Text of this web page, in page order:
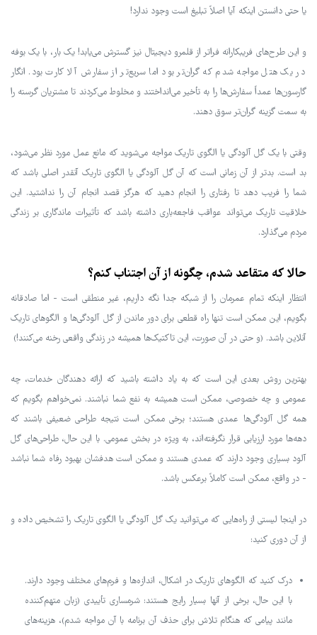
یا حتی دانستن اینکه آیا اصلاً تبلیغ است وجود ندارد!
و این طرح‌های فریبکارانه فراتر از قلمرو دیجیتال نیز گسترش می‌یابد! یک بار، با یک بوفه
در یک هتل مواجه شدم که گران‌تر بود اما سریع‌تر از سفارش آ لا کارت بود. انگار
گارسون‌ها عمداً سفارش‌ها را به تأخیر می‌انداختند و مخلوط می‌کردند تا مشتریان گرسنه را
به سمت گزینه گران‌تر سوق دهند.
وقتی با یک گل آلودگی یا الگوی تاریک مواجه می‌شوید که مانع عمل مورد نظر می‌شود،
بد است. بدتر از آن زمانی است که آن گل آلودگی یا الگوی تاریک آنقدر اصلی باشد که
شما را فریب دهد تا رفتاری را انجام دهید که هرگز قصد انجام آن را نداشتید. این
خلاقیت تاریک می‌تواند عواقب فاجعه‌باری داشته باشد که تأثیرات ماندگاری بر زندگی
مردم می‌گذارد.
حالا که متقاعد شدم، چگونه از آن اجتناب کنم؟
انتظار اینکه تمام عمرمان را از شبکه جدا نگه داریم، غیر منطقی است - اما صادقانه
بگویم، این ممکن است تنها راه قطعی برای دور ماندن از گل آلودگی‌ها و الگوهای تاریک
آنلاین باشد. (و حتی در آن صورت، این تاکتیک‌ها همیشه در زندگی واقعی رخنه می‌کنند!)
بهترین روش بعدی این است که به یاد داشته باشید که ارائه دهندگان خدمات، چه
عمومی و چه خصوصی، ممکن است همیشه به نفع شما نباشند. نمی‌خواهم بگویم که
همه گل آلودگی‌ها عمدی هستند؛ برخی ممکن است نتیجه طراحی ضعیفی باشند که
دهه‌ها مورد ارزیابی قرار نگرفته‌اند، به ویژه در بخش عمومی. با این حال، طراحی‌های گل
آلود بسیاری وجود دارند که عمدی هستند و ممکن است هدفشان بهبود رفاه شما نباشد
- در واقع، ممکن است کاملاً برعکس باشد.
در اینجا لیستی از راه‌هایی که می‌توانید یک گل آلودگی یا الگوی تاریک را تشخیص داده و
از آن دوری کنید:
درک کنید که الگوهای تاریک در اشکال، اندازه‌ها و فرم‌های مختلف وجود دارند.
با این حال، برخی از آنها بسیار رایج هستند: شرمساری تأییدی (زبان متهم‌کننده
مانند پیامی که هنگام تلاش برای حذف آن برنامه با آن مواجه شدم)، هزینه‌های